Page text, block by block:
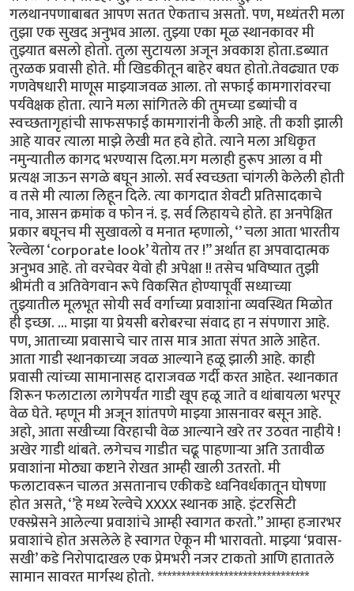
गलथानपणाबाबत आपण सतत ऐकताच असतो. पण, मध्यंतरी मला
तुझा एक सुखद अनुभव आला. तुझ्या एका मूळ स्थानकावर मी
तुझ्यात बसलो होतो. तुला सुटायला अजून अवकाश होता.डब्यात
तुरळक प्रवासी होते. मी खिडकीतून बाहेर बघत होतो.तेवढ्यात एक
गणवेषधारी माणूस माझ्याजवळ आला. तो सफाई कामगारांवरचा
पर्यवेक्षक होता. त्याने मला सांगितले की तुमच्या डब्यांची व
स्वच्छतागृहांची साफसफाई कामगारांनी केली आहे. ती कशी झाली
आहे यावर त्याला माझे लेखी मत हवे होते. त्याने मला अधिकृत
नमुन्यातील कागद भरण्यास दिला.मग मलाही हुरूप आला व मी
प्रत्यक्ष जाऊन सगळे बघून आलो. सर्व स्वच्छता चांगली केलेली होती
व तसे मी त्याला लिहून दिले. त्या कागदात शेवटी प्रतिसादकाचे
नाव, आसन क्रमांक व फोन नं. इ. सर्व लिहायचे होते. हा अनपेक्षित
प्रकार बघूनच मी सुखावलो व मनात म्हणालो, ‘’ चला आता भारतीय
रेल्वेला ‘corporate look’ येतोय तर !” अर्थात हा अपवादात्मक
अनुभव आहे. तो वरचेवर येवो ही अपेक्षा !! तसेच भविष्यात तुझी
श्रीमंती व अतिवेगवान रूपे विकसित होण्यापूर्वी सध्याच्या
तुझ्यातील मूलभूत सोयी सर्व वर्गाच्या प्रवाशांना व्यवस्थित मिळोत
ही इच्छा. ... माझा या प्रेयसी बरोबरचा संवाद हा न संपणारा आहे.
पण, आताच्या प्रवासाचे चार तास मात्र आता संपत आले आहेत.
आता गाडी स्थानकाच्या जवळ आल्याने हळू झाली आहे. काही
प्रवासी त्यांच्या सामानासह दाराजवळ गर्दी करत आहेत. स्थानकात
शिरून फलाटाला लागेपर्यंत गाडी खूप हळू जाते व थांबायला भरपूर
वेळ घेते. म्हणून मी अजून शांतपणे माझ्या आसनावर बसून आहे.
अहो, आता सखीच्या विरहाची वेळ आल्याने खरे तर उठवत नाहीये !
अखेर गाडी थांबते. लगेचच गाडीत चढू पाहणाऱ्या अति उतावीळ
प्रवाशांना मोठ्या कष्टाने रोखत आम्ही खाली उतरतो. मी
फलाटावरून चालत असतानाच एकीकडे ध्वनिवर्धकातून घोषणा
होत असते, ‘’हे मध्य रेल्वेचे XXXX स्थानक आहे. इंटरसिटी
एक्स्प्रेसने आलेल्या प्रवाशांचे आम्ही स्वागत करतो.’’ आम्हा हजारभर
प्रवाशांचे होत असलेले हे स्वागत ऐकून मी भारावतो. माझ्या ‘प्रवास-
सखी’ कडे निरोपादाखल एक प्रेमभरी नजर टाकतो आणि हातातले
सामान सावरत मार्गस्थ होतो. ********************************